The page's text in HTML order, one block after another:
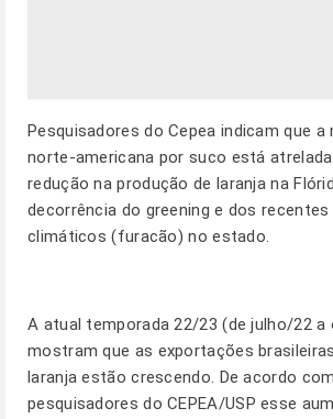
Pesquisadores do Cepea indicam que a
norte-americana por suco está
redução na produção de laranja na
decorrência do greening e dos
climáticos (furacão) no estado.
A atual temporada 22/23 (de julho/22 a
mostram que as exportações
laranja estão crescendo. De acordo
pesquisadores do CEPEA/USP esse